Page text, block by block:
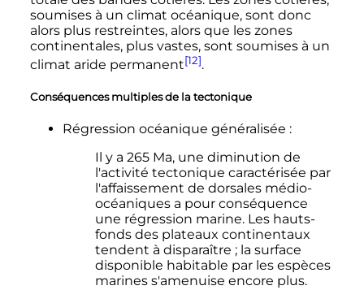
soumises à un climat océanique, sont donc
alors plus restreintes, alors que les zones
continentales, plus vastes, sont soumises à un
climat aride permanent[12].
Conséquences multiples de la tectonique
Régression océanique généralisée :
Il y a 265 Ma, une diminution de
l'activité tectonique caractérisée par
l'affaissement de dorsales médio-
océaniques a pour conséquence
une régression marine. Les hauts-
fonds des plateaux continentaux
tendent à disparaître ; la surface
disponible habitable par les espèces
marines s'amenuise encore plus.